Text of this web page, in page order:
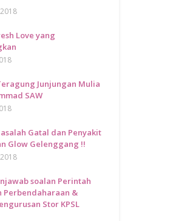
Love yang
Junjungan Mulia
SAW
Gatal dan Penyakit
Glow Gelenggang !!
soalan Perintah
Perbendaharaan &
Stor KPSL